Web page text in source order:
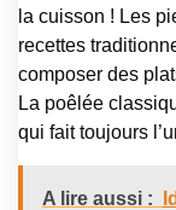
la cuisson ! Les
recettes
composer des
La poêlée
qui fait toujours
A lire aussi :